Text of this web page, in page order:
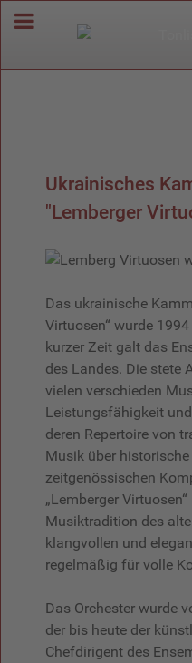
Ukrainisches
"Lemberger
Das ukrainische
Virtuosen“ wurde
kurzer Zeit galt das
des Landes. Die stete
vielen verschieden
Leistungsfähigkeit
deren Repertoire von
Musik über
zeitgenössischen
„Lemberger
Musiktradition des
klangvollen und
regelmäßig für volle
Das Orchester wurde
der bis heute der
Chefdirigent des